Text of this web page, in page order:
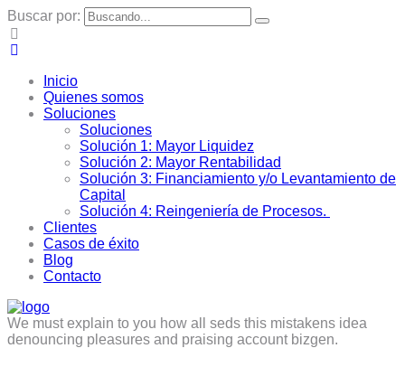
Buscar por:
Inicio
Quienes somos
Soluciones
Soluciones
Solución 1: Mayor Liquidez
Solución 2: Mayor Rentabilidad
Solución 3: Financiamiento y/o Levantamiento de
Capital
Solución 4: Reingeniería de Procesos.
Clientes
Casos de éxito
Blog
Contacto
We must explain to you how all seds this mistakens idea
denouncing pleasures and praising account bizgen.